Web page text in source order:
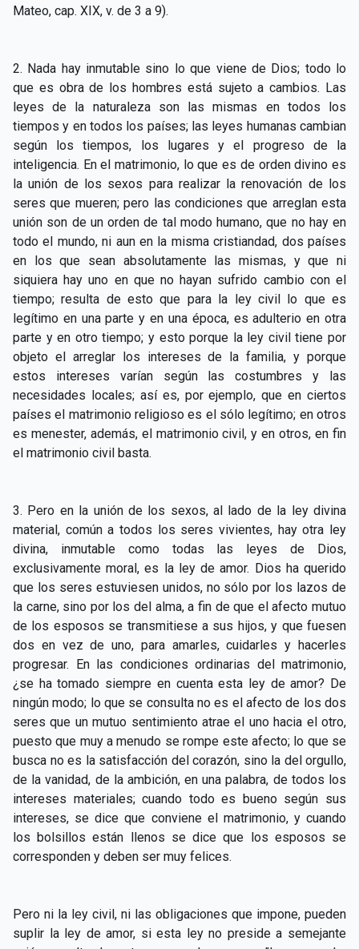
CAPÍTULO XXVII - Pedid y se os dará
espiritistas
▸
Mateo, cap. XIX, v. de 3 a 9).
2. Nada hay inmutable sino lo que viene de Dios; todo lo
que es obra de los hombres está sujeto a cambios. Las
leyes de la naturaleza son las mismas en todos los
tiempos y en todos los países; las leyes humanas cambian
según los tiempos, los lugares y el progreso de la
inteligencia. En el matrimonio, lo que es de orden divino es
la unión de los sexos para realizar la renovación de los
seres que mueren; pero las condiciones que arreglan esta
unión son de un orden de tal modo humano, que no hay en
todo el mundo, ni aun en la misma cristiandad, dos países
en los que sean absolutamente las mismas, y que ni
siquiera hay uno en que no hayan sufrido cambio con el
tiempo; resulta de esto que para la ley civil lo que es
legítimo en una parte y en una época, es adulterio en otra
parte y en otro tiempo; y esto porque la ley civil tiene por
objeto el arreglar los intereses de la familia, y porque
estos intereses varían según las costumbres y las
necesidades locales; así es, por ejemplo, que en ciertos
países el matrimonio religioso es el sólo legítimo; en otros
es menester, además, el matrimonio civil, y en otros, en fin
el matrimonio civil basta.
3. Pero en la unión de los sexos, al lado de la ley divina
material, común a todos los seres vivientes, hay otra ley
divina, inmutable como todas las leyes de Dios,
exclusivamente moral, es la ley de amor. Dios ha querido
que los seres estuviesen unidos, no sólo por los lazos de
la carne, sino por los del alma, a fin de que el afecto mutuo
de los esposos se transmitiese a sus hijos, y que fuesen
dos en vez de uno, para amarles, cuidarles y hacerles
progresar. En las condiciones ordinarias del matrimonio,
¿se ha tomado siempre en cuenta esta ley de amor? De
ningún modo; lo que se consulta no es el afecto de los dos
seres que un mutuo sentimiento atrae el uno hacia el otro,
puesto que muy a menudo se rompe este afecto; lo que se
busca no es la satisfacción del corazón, sino la del orgullo,
de la vanidad, de la ambición, en una palabra, de todos los
intereses materiales; cuando todo es bueno según sus
intereses, se dice que conviene el matrimonio, y cuando
los bolsillos están llenos se dice que los esposos se
corresponden y deben ser muy felices.
Pero ni la ley civil, ni las obligaciones que impone, pueden
suplir la ley de amor, si esta ley no preside a semejante